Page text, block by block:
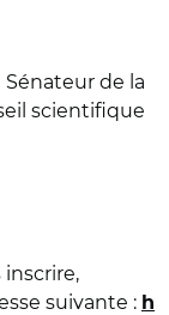
de la
scientifique
inscrire,
suivante : h